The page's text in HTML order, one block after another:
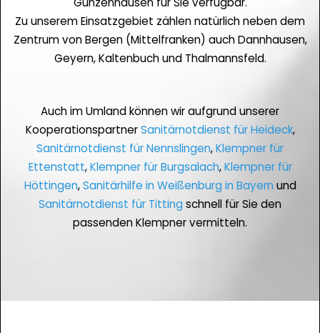
Zu unserem Einsatzgebiet zählen natürlich neben dem
Zentrum von Bergen (Mittelfranken) auch Dannhausen,
Geyern, Kaltenbuch und Thalmannsfeld.
Auch im Umland können wir aufgrund unserer
KooperationspartnerSanitärnotdienst für Heideck,
Sanitärnotdienst für Nennslingen,Klempner für
Ettenstatt,Klempner für Burgsalach,Klempner für
Höttingen,Sanitärhilfe in Weißenburg in Bayern und
Sanitärnotdienst für Titting schnell für Sie den
passenden Klempner vermitteln.